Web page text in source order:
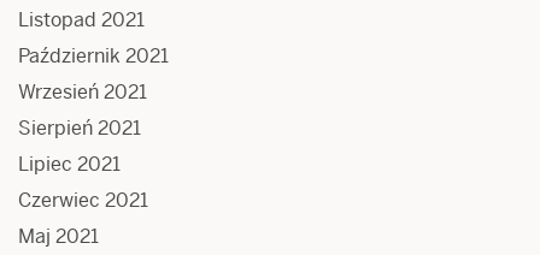
Listopad 2021
Październik 2021
Wrzesień 2021
Sierpień 2021
Lipiec 2021
Czerwiec 2021
Maj 2021